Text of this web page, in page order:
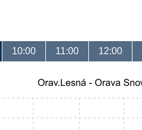
10:00 11:00 12:00